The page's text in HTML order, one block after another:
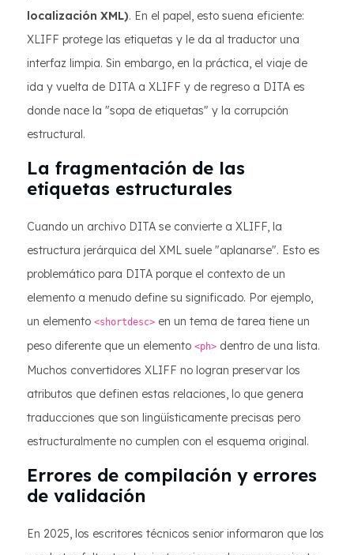
localización XML). En el papel, esto suena eficiente:
XLIFF protege las etiquetas y le da al traductor una
interfaz limpia. Sin embargo, en la práctica, el viaje de
ida y vuelta de DITA a XLIFF y de regreso a DITA es
donde nace la "sopa de etiquetas" y la corrupción
estructural.
La fragmentación de las
etiquetas estructurales
Cuando un archivo DITA se convierte a XLIFF, la
estructura jerárquica del XML suele "aplanarse". Esto es
problemático para DITA porque el contexto de un
elemento a menudo define su significado. Por ejemplo,
un elemento <shortdesc> en un tema de tarea tiene un
peso diferente que un elemento <ph> dentro de una lista.
Muchos convertidores XLIFF no logran preservar los
atributos que definen estas relaciones, lo que genera
traducciones que son lingüísticamente precisas pero
estructuralmente no cumplen con el esquema original.
Errores de compilación y errores
de validación
En 2025, los escritores técnicos senior informaron que los